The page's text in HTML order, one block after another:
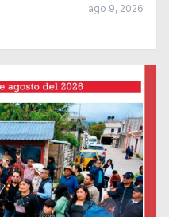
ago 9, 2026